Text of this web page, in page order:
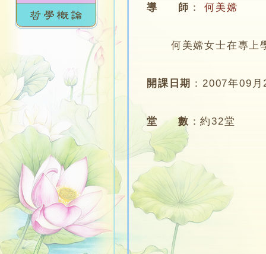
導 師 ： 何美嫦
何美嫦女士在專上學
開課日期 ：2007年09月
堂 數 ：約32堂